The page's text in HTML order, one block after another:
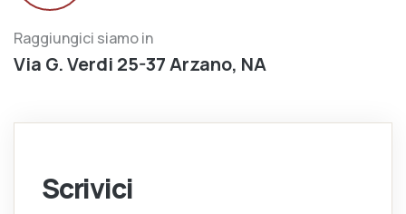
Raggiungici siamo in
Via G. Verdi 25-37 Arzano, NA
Scrivici